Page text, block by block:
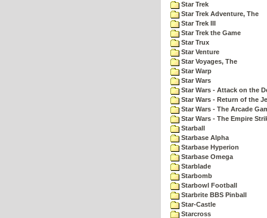
Star Trek
Star Trek Adventure, The
Star Trek III
Star Trek the Game
Star Trux
Star Venture
Star Voyages, The
Star Warp
Star Wars
Star Wars - Attack on the
Star Wars - Return of the
Star Wars - The Arcade
Star Wars - The Empire
Starball
Starbase Alpha
Starbase Hyperion
Starbase Omega
Starblade
Starbomb
Starbowl Football
Starbrite BBS Pinball
Star-Castle
Starcross